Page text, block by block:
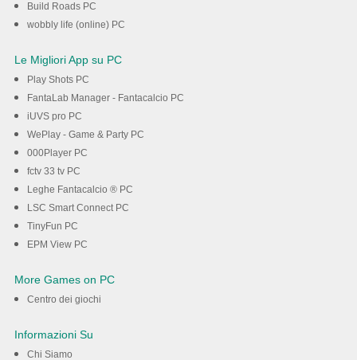
Build Roads PC
wobbly life (online) PC
Le Migliori App su PC
Play Shots PC
FantaLab Manager - Fantacalcio PC
iUVS pro PC
WePlay - Game & Party PC
000Player PC
fctv 33 tv PC
Leghe Fantacalcio ® PC
LSC Smart Connect PC
TinyFun PC
EPM View PC
More Games on PC
Centro dei giochi
Informazioni Su
Chi Siamo